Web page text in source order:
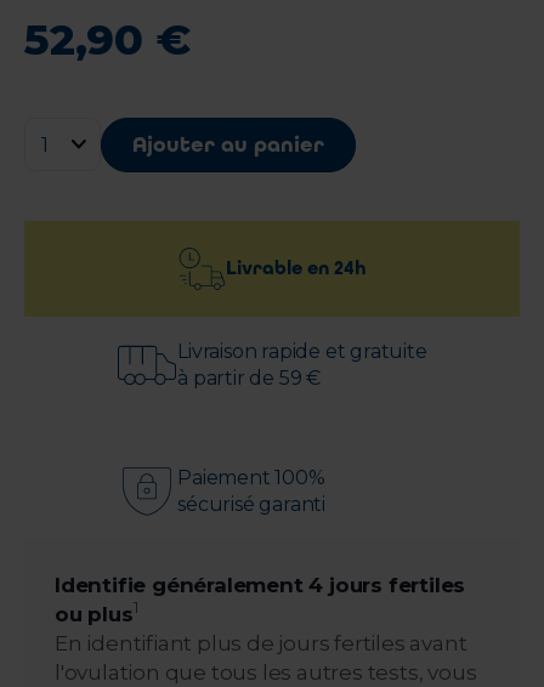
52,90 €
Ajouter au panier
Livrable en 24h
Livraison rapide et gratuite
à partir de 59 €
Paiement 100%
sécurisé garanti
Identifie généralement 4 jours fertiles
ou plus1
En identifiant plus de jours fertiles avant
l'ovulation que tous les autres tests, vous